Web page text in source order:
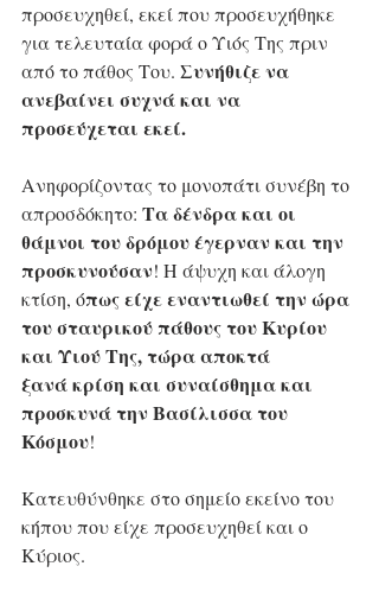
προσευχηθεί, εκεί που προσευχήθηκε
για τελευταία φορά ο Υιός Της πριν
από το πάθος Του. Συνήθιζε να
ανεβαίνει συχνά και να
προσεύχεται εκεί.
Ανηφορίζοντας το μονοπάτι συνέβη το
απροσδόκητο: Τα δένδρα και οι
θάμνοι του δρόμου έγερναν και την
προσκυνούσαν! Η άψυχη και άλογη
κτίση, όπως είχε εναντιωθεί την ώρα
του σταυρικού πάθους του Κυρίου
και Υιού Της, τώρα αποκτά
ξανά κρίση και συναίσθημα και
προσκυνά την Βασίλισσα του
Κόσμου!
Κατευθύνθηκε στο σημείο εκείνο του
κήπου που είχε προσευχηθεί και ο
Κύριος.